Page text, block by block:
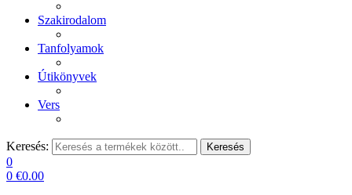
Szakirodalom
Tanfolyamok
Útikönyvek
Vers
Keresés: Keresés
0
0 €0.00